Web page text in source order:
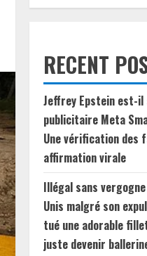
RECENT
Jeffrey Epstein est-il
publicitaire Meta
Une vérification des
affirmation virale
Illégal sans
Unis malgré son
tué une adorable
juste devenir